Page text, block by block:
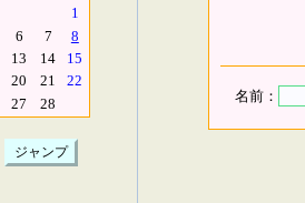
1
6 7
8
13 14
15
20 21
22
27 28 名前：